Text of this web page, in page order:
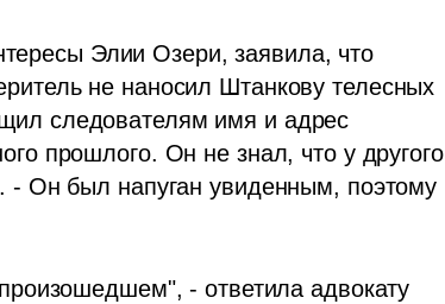
Элии Озери, заявила, что
не наносил Штанкову телесных
следователям имя и адрес
прошлого. Он не знал, что у другого
- Он был напуган увиденным, поэтому
- ответила адвокату